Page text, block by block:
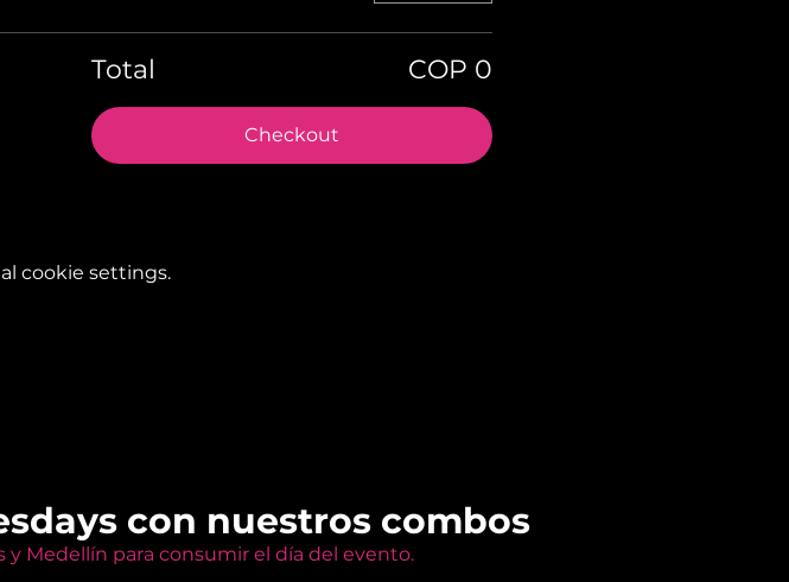
Total COP 0
Checkout
cookie settings.
con nuestros combos
y Medellín para consumir el día del evento.